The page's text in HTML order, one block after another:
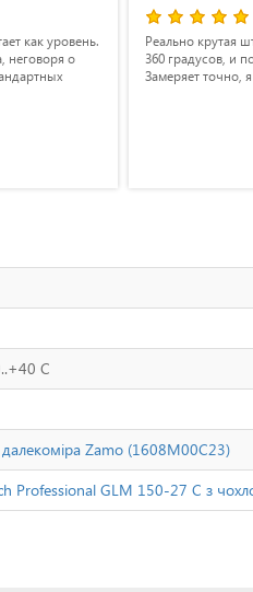
как уровень.
неговоря о
Реально крутая
360 градусов, и
Замеряет точно,
С
Zamo (1608M00C23)
Professional GLM 150-27 C з